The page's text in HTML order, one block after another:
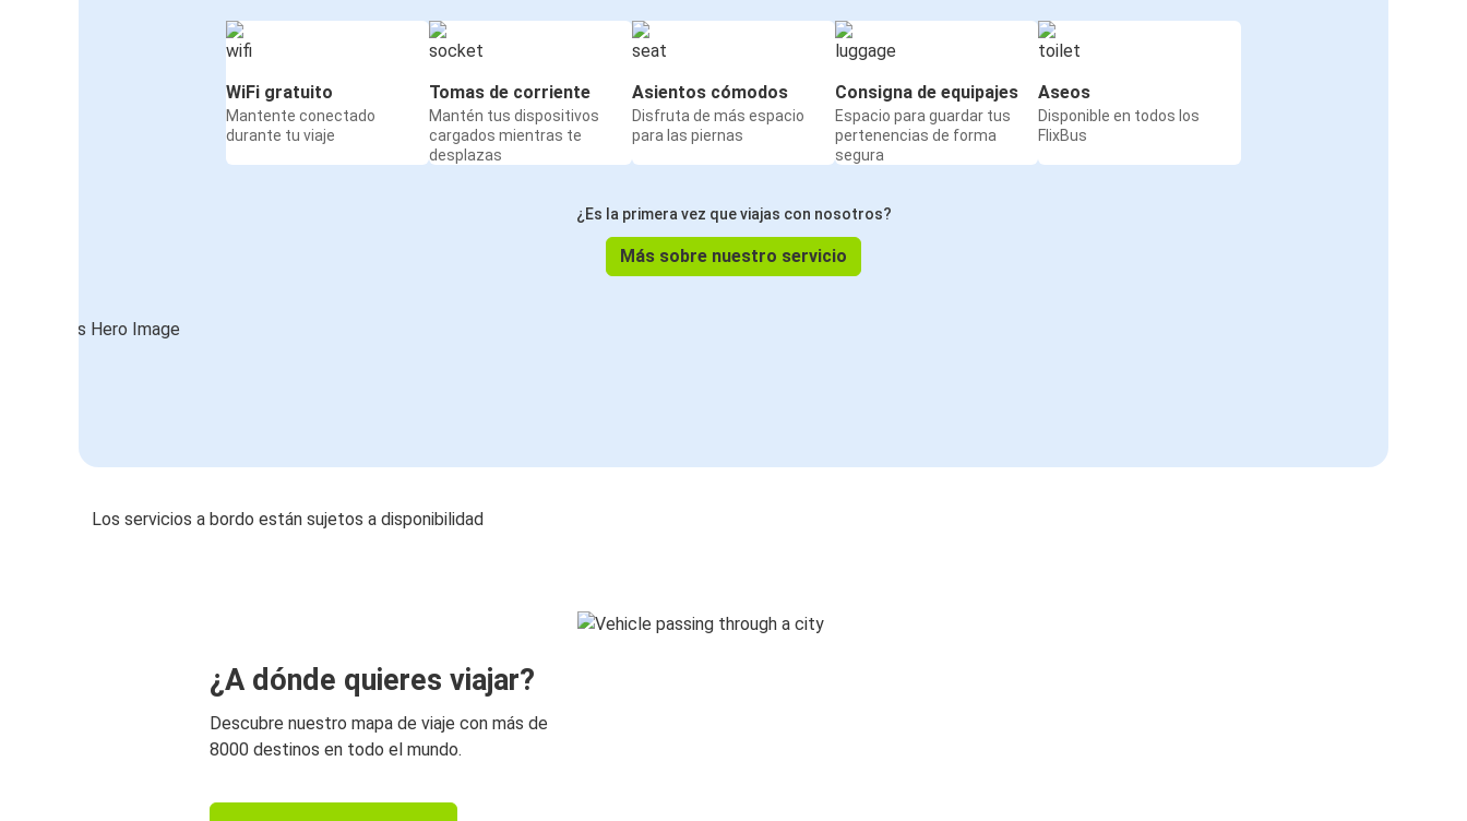
WiFi gratuito
Mantente conectado
durante tu viaje
Tomas de corriente
Mantén tus dispositivos
cargados mientras te
desplazas
Asientos cómodos
Disfruta de más espacio
para las piernas
Consigna de equipajes
Espacio para guardar tus
pertenencias de forma
segura
Aseos
Disponible en todos los
FlixBus
¿Es la primera vez que viajas con nosotros?
Más sobre nuestro servicio
Los servicios a bordo están sujetos a disponibilidad
¿A dónde quieres viajar?
Descubre nuestro mapa de viaje con más de
8000 destinos en todo el mundo.